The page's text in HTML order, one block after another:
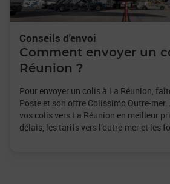
Conseils d'envoi
Comment envoyer un
Réunion ?
Pour envoyer un colis à La Réunion,
Poste et son offre Colissimo Outre-mer.
vos colis vers La Réunion en meilleur
délais, les tarifs vers l’outre-mer et les